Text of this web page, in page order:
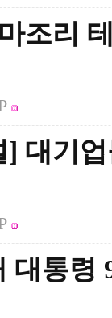
조리
] 대기
대통령